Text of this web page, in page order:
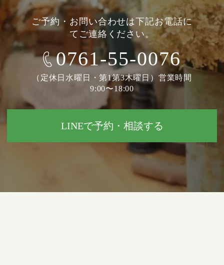
ご予約・お問い合わせは下記お電話に
てご連絡ください。
0761-55-0076
（定休日水曜日・第1第3木曜日）営業時間
9:00〜18:00
LINEで予約・相談する